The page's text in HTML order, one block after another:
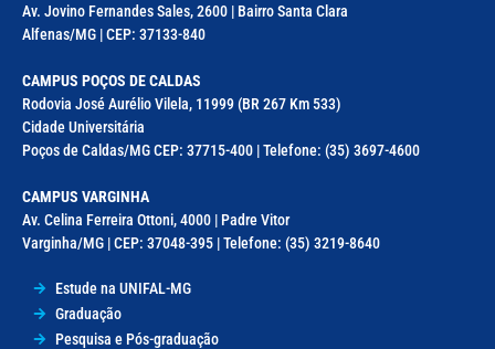
Av. Jovino Fernandes Sales, 2600 | Bairro Santa Clara
Alfenas/MG | CEP: 37133-840
CAMPUS POÇOS DE CALDAS
Rodovia José Aurélio Vilela, 11999 (BR 267 Km 533)
Cidade Universitária
Poços de Caldas/MG CEP: 37715-400 | Telefone: (35) 3697-4600
CAMPUS VARGINHA
Av. Celina Ferreira Ottoni, 4000 | Padre Vitor
Varginha/MG | CEP: 37048-395 | Telefone: (35) 3219-8640
Estude na UNIFAL-MG
Graduação
Pesquisa e Pós-graduação